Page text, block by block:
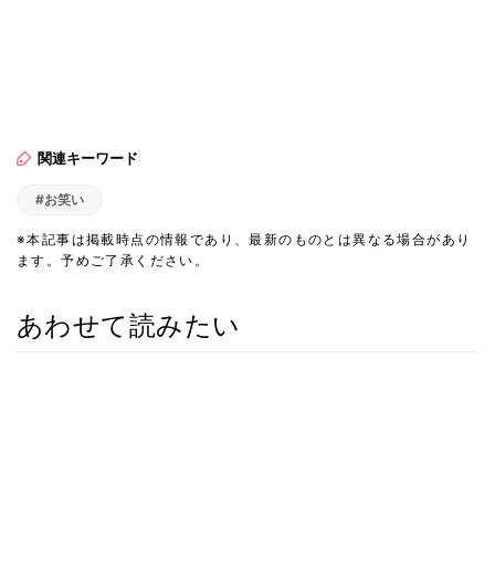
関連キーワード
#お笑い
※本記事は掲載時点の情報であり、最新のものとは異なる場合があり
ます。予めご了承ください。
あわせて読みたい